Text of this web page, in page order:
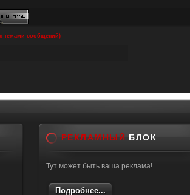
темами сообщений)
РЕКЛАМНЫЙ БЛОК
Тут может быть ваша реклама!
Подробнее...